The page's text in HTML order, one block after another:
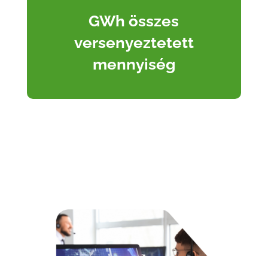
GWh összes
versenyeztetett
mennyiség